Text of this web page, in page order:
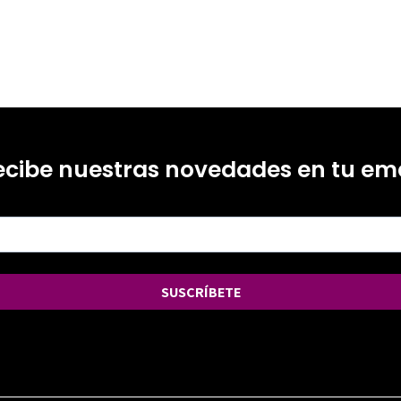
nuestras novedades en tu
SUSCRÍBETE